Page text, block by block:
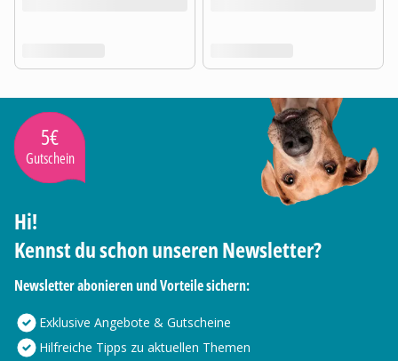
5€
Gutschein
Hi!
Kennst du schon unseren Newsletter?
Newsletter abonieren und Vorteile sichern:
Exklusive Angebote & Gutscheine
Hilfreiche Tipps zu aktuellen Themen